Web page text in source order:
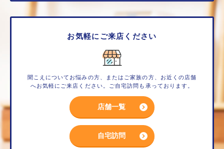
お気軽にご来店ください
聞こえについてお悩みの方、またはご家族の方、お近くの店舗
へお気軽にご来店ください。ご自宅訪問も承っております。
店舗一覧
自宅訪問